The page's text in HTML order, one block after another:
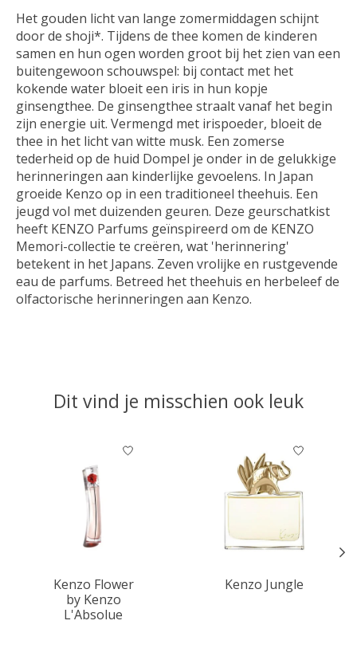
Het gouden licht van lange zomermiddagen schijnt
door de shoji*. Tijdens de thee komen de kinderen
samen en hun ogen worden groot bij het zien van een
buitengewoon schouwspel: bij contact met het
kokende water bloeit een iris in hun kopje
ginsengthee. De ginsengthee straalt vanaf het begin
zijn energie uit. Vermengd met irispoeder, bloeit de
thee in het licht van witte musk. Een zomerse
tederheid op de huid Dompel je onder in de gelukkige
herinneringen aan kinderlijke gevoelens. In Japan
groeide Kenzo op in een traditioneel theehuis. Een
jeugd vol met duizenden geuren. Deze geurschatkist
heeft KENZO Parfums geïnspireerd om de KENZO
Memori-collectie te creëren, wat 'herinnering'
betekent in het Japans. Zeven vrolijke en rustgevende
eau de parfums. Betreed het theehuis en herbeleef de
olfactorische herinneringen aan Kenzo.
Dit vind je misschien ook leuk
Items van productcarrousel
Kenzo Flower
by Kenzo
L'Absolue
Kenzo Jungle